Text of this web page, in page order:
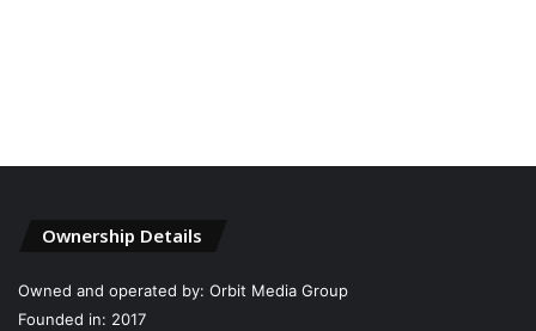
Ownership Details
Owned and operated by: Orbit Media Group
Founded in: 2017